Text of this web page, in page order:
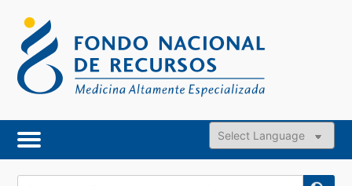
content
Powered by